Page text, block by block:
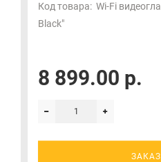
Код товара: Wi-Fi
Black"
8 899.00 р.